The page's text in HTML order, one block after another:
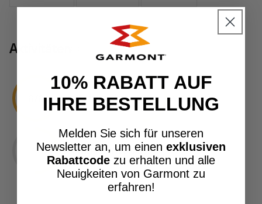
Aktivitäten
LIGHT HIKING 3/6 WANDERN
T SCHWIERIGKEITSGRAD
10% RABATT AUF
IHRE BESTELLUNG
Melden Sie sich für unseren
Newsletter an, um einen exklusiven
Rabattcode zu erhalten und alle
Neuigkeiten von Garmont zu
erfahren!